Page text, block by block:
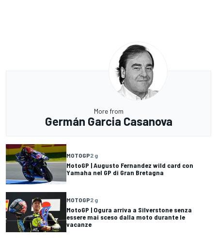
More from
Germán Garcia Casanova
MOTOGP2 g
MotoGP | Augusto Fernandez wild card con
Yamaha nel GP di Gran Bretagna
MOTOGP2 g
MotoGP | Ogura arriva a Silverstone senza
essere mai sceso dalla moto durante le
vacanze